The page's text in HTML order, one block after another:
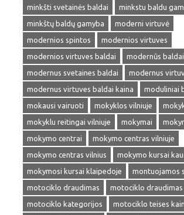
minkšti svetainės baldai
minkstu baldu
minkštų baldų gamyba
moderni virtuvė
modernios spintos
modernios virtuves
modernios virtuves baldai
modernūs baldai
modernus svetaines baldai
modernus
modernus virtuves baldai kaina
moduliniai
mokausi vairuoti
mokyklos vilniuje
mokyklu reitingai vilniuje
mokymai
mokymo centrai
mokymo centras vilniuje
mokymo centras vilnius
mokymo kursai
mokymosi kursai klaipedoje
montuojamos
motociklo draudimas
motociklo
motociklo kategorijos
motociklo teises